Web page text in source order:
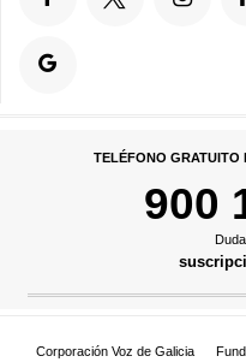
TELÉFONO GRATUITO
900
Corporación Voz de Galicia